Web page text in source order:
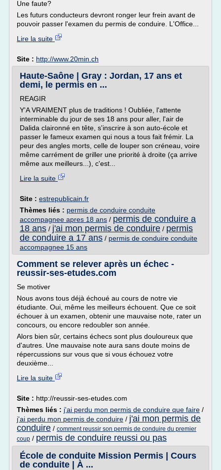
Une faute?
Les futurs conducteurs devront ronger leur frein avant de
pouvoir passer l'examen du permis de conduire. L'Office...
Lire la suite
Site : http://www.20min.ch
Haute-Saône | Gray : Jordan, 17 ans et
demi, le permis en ...
REAGIR
Y'A VRAIMENT plus de traditions ! Oubliée, l'attente
interminable du jour de ses 18 ans pour aller, l'air de
Dalida claironné en tête, s'inscrire à son auto-école et
passer le fameux examen qui nous a tous fait frémir. La
peur des angles morts, celle de louper son créneau, voire
même carrément de griller une priorité à droite (ça arrive
même aux meilleurs...), c'est...
Lire la suite
Site : estrepublicain.fr
Thèmes liés : permis de conduire conduite
accompagnee apres 18 ans / permis de conduire a
18 ans / j'ai mon permis de conduire / permis
de conduire a 17 ans / permis de conduire conduite
accompagnee 15 ans
Comment se relever après un échec -
reussir-ses-etudes.com
Se motiver
Nous avons tous déjà échoué au cours de notre vie
étudiante. Oui, même les meilleurs échouent. Que ce soit
échouer à un examen, obtenir une mauvaise note, rater un
concours, ou encore redoubler son année.
Alors bien sûr, certains échecs sont plus douloureux que
d'autres. Une mauvaise note aura sans doute moins de
répercussions sur vous que si vous échouez votre
deuxième...
Lire la suite
Site : http://reussir-ses-etudes.com
Thèmes liés : j'ai perdu mon permis de conduire que faire /
j'ai perdu mon permis de conduire / j'ai mon permis de
conduire / comment reussir son permis de conduire du premier
coup / permis de conduire reussi ou pas
École de conduite Mission Permis | Cours
de conduite | À ...